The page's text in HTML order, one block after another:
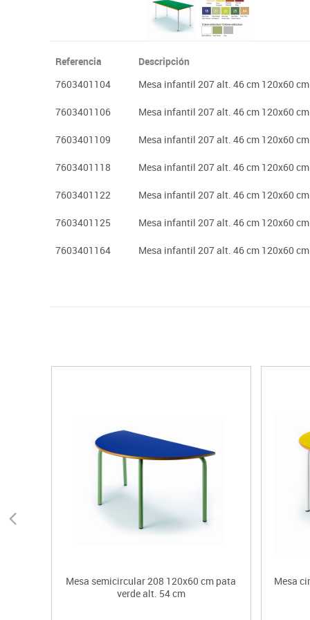
Referencia Descripción
7603401104
Mesa infantil 207 alt. 46 cm 120x60
7603401106 Mesa infantil 207 alt. 46 cm 120x60
7603401109 Mesa infantil 207 alt. 46 cm 120x60
7603401118 Mesa infantil 207 alt. 46 cm 120x60
7603401122 Mesa infantil 207 alt. 46 cm 120x60
7603401125 Mesa infantil 207 alt. 46 cm 120x60
7603401164 Mesa infantil 207 alt. 46 cm 120x60
Mesa semicircular 208 120x60 cm pata
verde alt. 54 cm
Mesa